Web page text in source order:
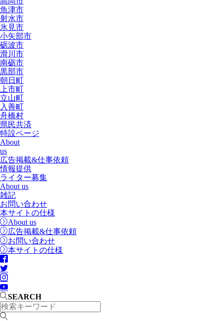
魚津市
射水市
氷見市
小矢部市
砺波市
滑川市
南砺市
黒部市
朝日町
上市町
立山町
入善町
舟橋村
県民共済
特設ページ
About
us
広告掲載&仕事依頼
情報提供
ライター募集
About us
雑記
お問い合わせ
本サイトの仕様
About us
広告掲載&仕事依頼
お問い合わせ
本サイトの仕様
SEARCH